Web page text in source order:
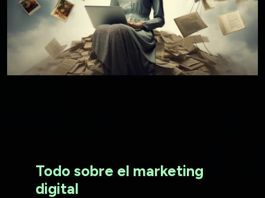
Todo sobre el marketing
digital